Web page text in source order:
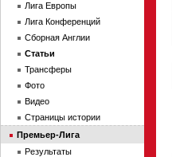
Лига Европы
Лига Конференций
Сборная Англии
Статьи
Трансферы
Фото
Видео
Страницы истории
Премьер-Лига
Результаты